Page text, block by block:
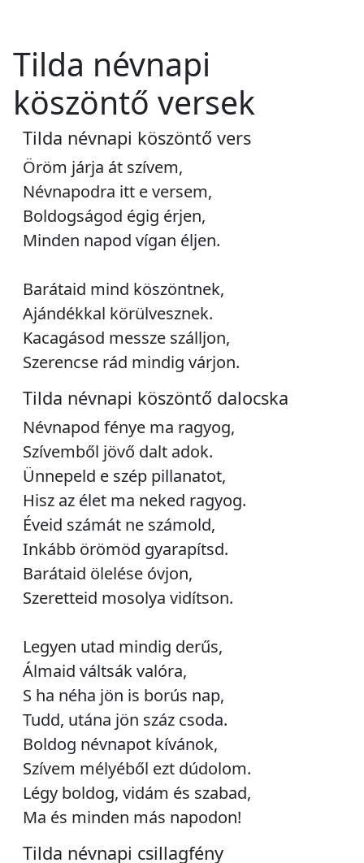
Tilda névnapi
köszöntő versek
Tilda névnapi köszöntő vers
Öröm járja át szívem,
Névnapodra itt e versem,
Boldogságod égig érjen,
Minden napod vígan éljen.
Barátaid mind köszöntnek,
Ajándékkal körülvesznek.
Kacagásod messze szálljon,
Szerencse rád mindig várjon.
Tilda névnapi köszöntő dalocska
Névnapod fénye ma ragyog,
Szívemből jövő dalt adok.
Ünnepeld e szép pillanatot,
Hisz az élet ma neked ragyog.
Éveid számát ne számold,
Inkább örömöd gyarapítsd.
Barátaid ölelése óvjon,
Szeretteid mosolya vidítson.
Legyen utad mindig derűs,
Álmaid váltsák valóra,
S ha néha jön is borús nap,
Tudd, utána jön száz csoda.
Boldog névnapot kívánok,
Szívem mélyéből ezt dúdolom.
Légy boldog, vidám és szabad,
Ma és minden más napodon!
Tilda névnapi csillagfény